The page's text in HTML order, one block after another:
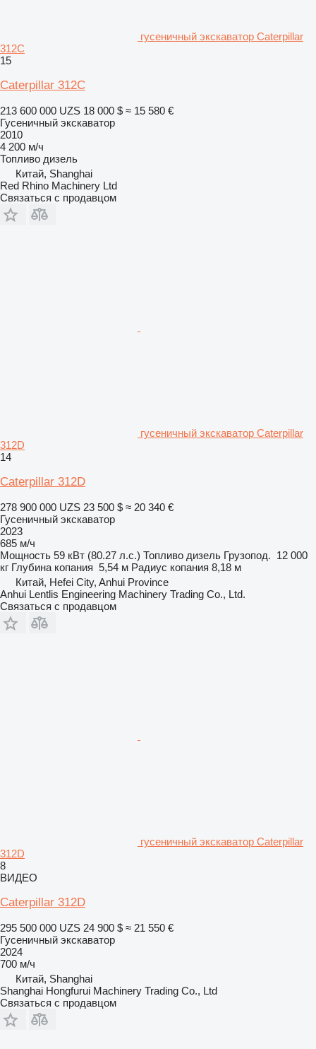
гусеничный экскаватор Caterpillar
312C
15
Caterpillar 312C
213 600 000 UZS 18 000 $ ≈ 15 580 €
Гусеничный экскаватор
2010
4 200 м/ч
Топливо дизель
Китай, Shanghai
Red Rhino Machinery Ltd
Связаться с продавцом
гусеничный экскаватор Caterpillar
312D
14
Caterpillar 312D
278 900 000 UZS 23 500 $ ≈ 20 340 €
Гусеничный экскаватор
2023
685 м/ч
Мощность 59 кВт (80.27 л.с.) Топливо дизель Грузопод. 12 000
кг Глубина копания 5,54 м Радиус копания 8,18 м
Китай, Hefei City, Anhui Province
Anhui Lentlis Engineering Machinery Trading Co., Ltd.
Связаться с продавцом
гусеничный экскаватор Caterpillar
312D
8
ВИДЕО
Caterpillar 312D
295 500 000 UZS 24 900 $ ≈ 21 550 €
Гусеничный экскаватор
2024
700 м/ч
Китай, Shanghai
Shanghai Hongfurui Machinery Trading Co., Ltd
Связаться с продавцом